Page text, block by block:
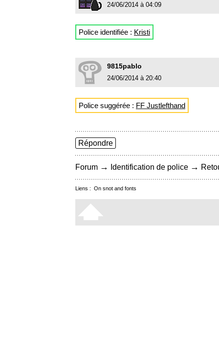
24/06/2014 à 04:09
Police identifiée : Kristi
9815pablo
24/06/2014 à 20:40
Police suggérée : FF Justlefthand
Répondre
Forum → Identification de police →
Liens : On snot and fonts